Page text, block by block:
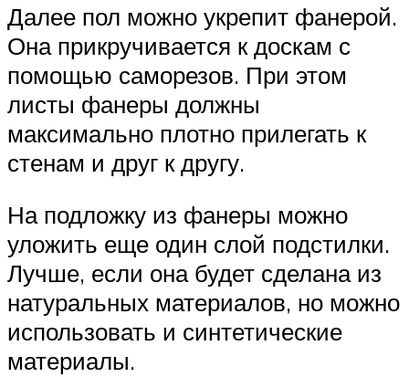
Далее пол можно укрепит фанерой.
Она прикручивается к доскам с
помощью саморезов. При этом
листы фанеры должны
максимально плотно прилегать к
стенам и друг к другу.
На подложку из фанеры можно
уложить еще один слой подстилки.
Лучше, если она будет сделана из
натуральных материалов, но можно
использовать и синтетические
материалы.